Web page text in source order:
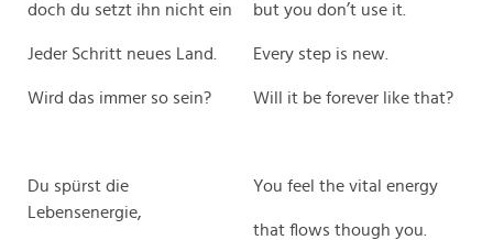
doch du setzt ihn nicht ein
Jeder Schritt neues Land.
Wird das immer so sein?
Du spürst die
Lebensenergie,
but you don’t use it.
Every step is new.
Will it be forever like that?
You feel the vital energy
that flows though you.